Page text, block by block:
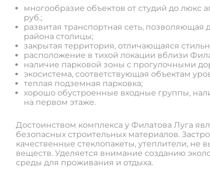
многообразие объектов от студий до люкс
руб.;
развитая транспортная сеть, позволяющая
района столицы;
закрытая территория, отличающаяся
расположение в тихой локации вблизи
наличие парковой зоны с прогулочными
экосистема, соответствующая объектам
теплая подземная парковка;
хорошо обустроенные входные группы,
на первом этаже.
Достоинством комплекса у Филатова Луга
безопасных строительных материалов.
качественные стеклопакеты, утеплители, не
веществ. Уделяется внимание созданию
среды для проживания и отдыха.